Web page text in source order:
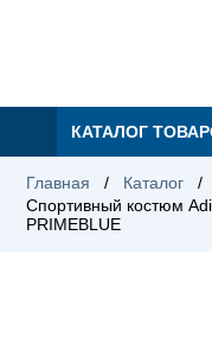
КАТАЛОГ
Главная / Каталог /
Спортивный костюм
PRIMEBLUE